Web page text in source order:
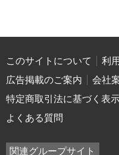
このサイトについて 利
広告掲載のご案内
会社
特定商取引法に基づく表
よくある質問
関連グループサイト